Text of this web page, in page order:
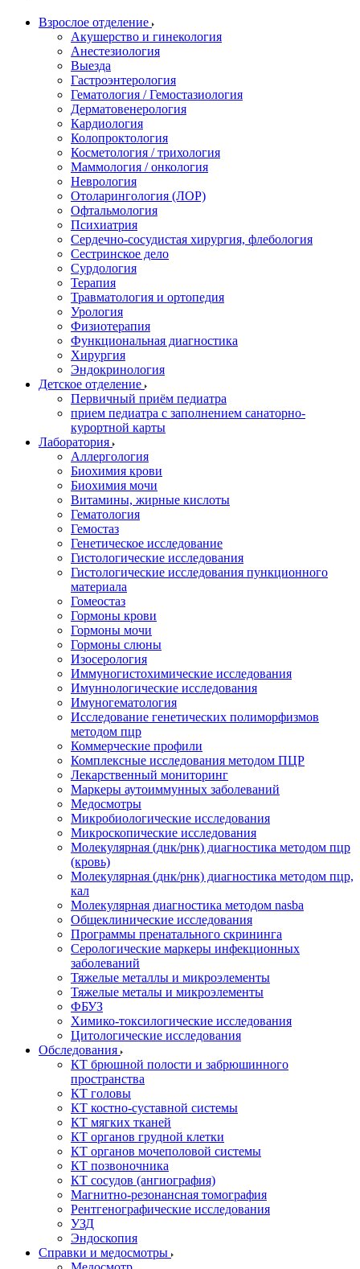
Взрослое отделение
Акушерство и гинекология
Анестезиология
Выезда
Гастроэнтерология
Гематология / Гемостазиология
Дерматовенерология
Кардиология
Колопроктология
Косметология / трихология
Маммология / онкология
Неврология
Отоларингология (ЛОР)
Офтальмология
Психиатрия
Сердечно-сосудистая хирургия, флебология
Сестринское дело
Сурдология
Терапия
Травматология и ортопедия
Урология
Физиотерапия
Функциональная диагностика
Хирургия
Эндокринология
Детское отделение
Первичный приём педиатра
прием педиатра с заполнением санаторно-
курортной карты
Лаборатория
Аллергология
Биохимия крови
Биохимия мочи
Витамины, жирные кислоты
Гематология
Гемостаз
Генетическое исследование
Гистологические исследования
Гистологические исследования пункционного
материала
Гомеостаз
Гормоны крови
Гормоны мочи
Гормоны слюны
Изосерология
Иммуногистохимические исследования
Имуннологические исследования
Имуногематология
Исследование генетических полиморфизмов
методом пцр
Коммерческие профили
Комплексные исследования методом ПЦР
Лекарственный мониторинг
Маркеры аутоиммунных заболеваний
Медосмотры
Микробиологические исследования
Микроскопические исследования
Молекулярная (днк/рнк) диагностика методом пцр
(кровь)
Молекулярная (днк/рнк) диагностика методом пцр,
кал
Молекулярная диагностика методом nasba
Общеклинические исследования
Программы пренатального скрининга
Серологические маркеры инфекционных
заболеваний
Тяжелые металлы и микроэлементы
Тяжелые металы и микроэлементы
ФБУЗ
Химико-токсилогические исследования
Цитологические исследования
Обследования
КТ брюшной полости и забрюшинного
пространства
КТ головы
КТ костно-суставной системы
КТ мягких тканей
КТ органов грудной клетки
КТ органов мочеполовой системы
КТ позвоночника
КТ сосудов (ангиография)
Магнитно-резонансная томография
Рентгенографические исследования
УЗД
Эндоскопия
Справки и медосмотры